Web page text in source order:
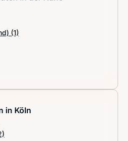
(1)
in Köln